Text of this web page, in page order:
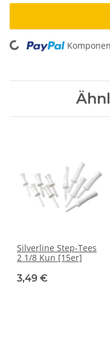
Loading...
Silverline Step-Tees
2 1/8 Kun [15er]
3,49 €